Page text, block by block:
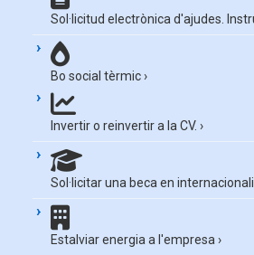
Sol·licitud electrònica d'ajudes.
Bo social tèrmic›
Invertir o reinvertir a la CV. ›
Sol·licitar una beca en
Estalviar energia a l'empresa ›